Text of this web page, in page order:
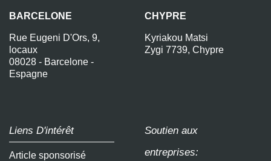
BARCELONE
Rue Eugeni D'Ors, 9,
locaux
08028 - Barcelone -
Espagne
CHYPRE
Kyriakou Matsi
Zygi 7739, Chypre
Liens D'intérêt
Article sponsorisé
Soutien aux
entreprises: